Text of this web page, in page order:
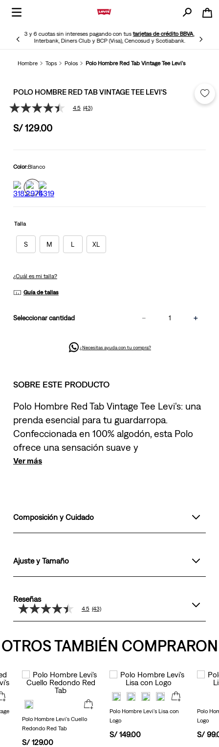
3 y 6 cuotas sin intereses pagando con tustarjetas de crédito BBVA,
Interbank, Diners Club y BCP (Visa), Cencosud y Scotiabank.
Hombre Tops Polos Polo Hombre Red Tab Vintage Tee Levi's
POLO HOMBRE RED TAB VINTAGE TEE LEVI'S
4.5
5
valoración.
43
Reviews.
Enlace
misma
4.5 (43)
S/ 129.00
Color:Blanco
Talla
S M L XL
¿Cuál es mi talla?
Guía de tallas
cantidad ＋
－
¿Necesitas ayuda con tu compra?
SOBRE ESTE PRODUCTO
Polo Hombre Red Tab Vintage Tee Levi's: una
prenda esencial para tu guardarropa.
Confeccionada en 100% algodón, esta Polo
ofrece una sensación suave y
Ver más
Composición y Cuidado
Ajuste y Tamaño
Reseñas
4.5
de
valor
medio
Read
43
Enlace
en
misma
página.
4.5 (43)
OTROS TAMBIÉN COMPRARON
Polo Hombre Levi's Cuello
Redondo Red Tab
S/ 129.00
Polo Hombre Levi's Lisa con
Logo
S/ 149.00
Polo
Logo
S/ 99.